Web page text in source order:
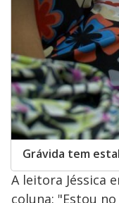
e
g
u
n
d
o
s
M
u
d
o
Grávida tem
A leitora Jéssica
coluna: "Estou